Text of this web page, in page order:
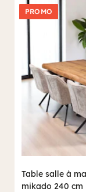
PROMO
Table salle à
mikado 240 cm